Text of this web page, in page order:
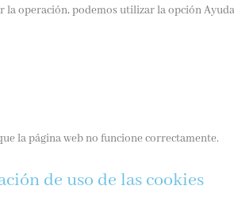
la operación, podemos utilizar la opción
la página web no funcione correctamente.
de uso de las cookies